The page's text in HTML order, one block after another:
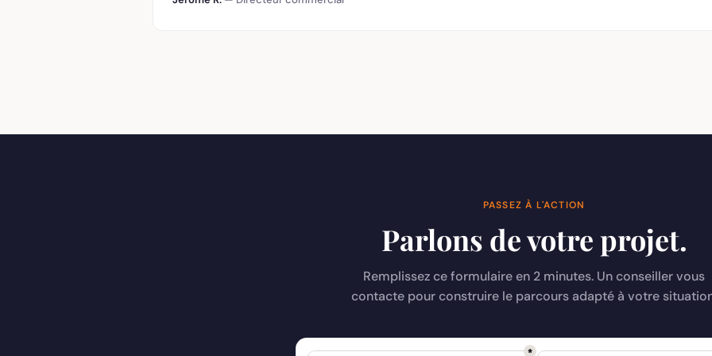
PASSEZ À L'ACTION
Parlons de votre projet.
Remplissez ce formulaire en 2 minutes. Un conseiller vous
contacte pour construire le parcours adapté à votre